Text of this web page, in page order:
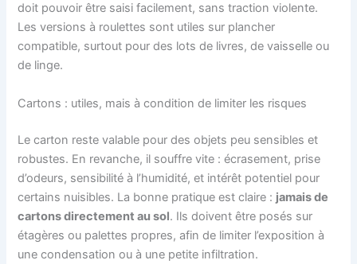
doit pouvoir être saisi facilement, sans traction violente.
Les versions à roulettes sont utiles sur plancher
compatible, surtout pour des lots de livres, de vaisselle ou
de linge.
Cartons : utiles, mais à condition de limiter les risques
Le carton reste valable pour des objets peu sensibles et
robustes. En revanche, il souffre vite : écrasement, prise
d’odeurs, sensibilité à l’humidité, et intérêt potentiel pour
certains nuisibles. La bonne pratique est claire : jamais de
cartons directement au sol. Ils doivent être posés sur
étagères ou palettes propres, afin de limiter l’exposition à
une condensation ou à une petite infiltration.